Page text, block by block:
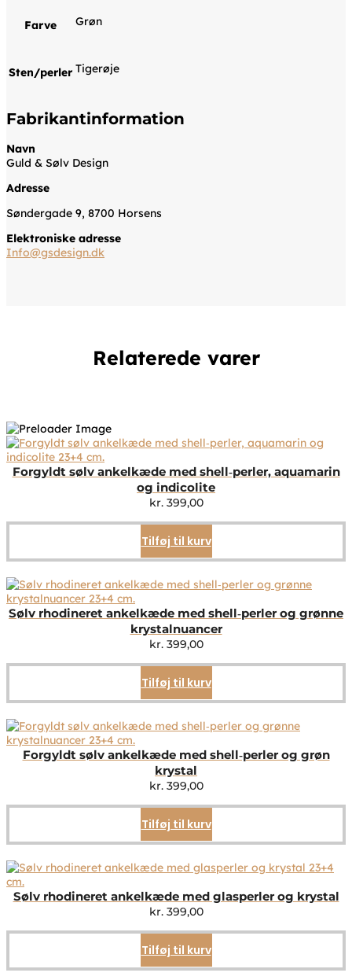
Farve Grøn
Sten/perler Tigerøje
Fabrikantinformation
Navn
Guld & Sølv Design
Adresse
Søndergade 9, 8700 Horsens
Elektroniske adresse
Info@gsdesign.dk
Relaterede varer
Forgyldt sølv ankelkæde med shell‑perler, aquamarin
og indicolite
kr.399,00
Tilføj til kurv
Sølv rhodineret ankelkæde med shell‑perler og grønne
krystalnuancer
kr.399,00
Tilføj til kurv
Forgyldt sølv ankelkæde med shell‑perler og grøn
krystal
kr.399,00
Tilføj til kurv
Sølv rhodineret ankelkæde med glasperler og krystal
kr.399,00
Tilføj til kurv